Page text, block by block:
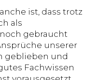
ist, dass trotz
als
gebraucht
unserer
geblieben und
Fachwissen